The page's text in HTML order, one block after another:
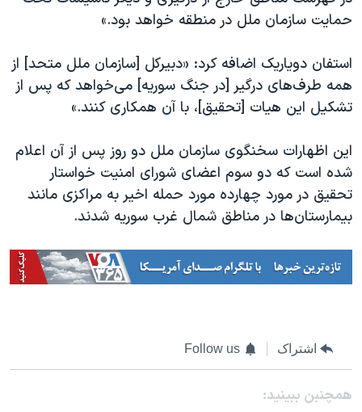
نرگس محمدی برنده جایزه نوبل صلح
همایش محافظه‌کاران آمریکا «سی‌پک»
صفحه‌های ویژه
سفر پرزیدنت ترامپ به چین
حمایت سازمان ملل در منطقه خواهد بود.»
استفان دویاریک اضافه کرد: «دبیرکل [سازمان ملل متحد] از
همه طرف‌های درگیر [در جنگ سوریه] می‌خواهد که پس از
تشکیل این هیات [تحقیق]، با آن همکاری کنند.»
این اظهارات سخنگوی سازمان ملل دو روز پس از آن اعلام
شده است که دو سوم اعضای شورای امنیت خواستار
تحقیق در مورد چهارده مورد حمله اخیر به مراکزی مانند
بیمارستان‌ها در مناطق شمال غرب سوریه شدند.
اشتراک Follow us
همچنبن ببینید: